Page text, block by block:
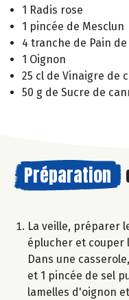
1 Radis rose
1 pincée de Mesclun
4 tranche de Pain
1 Oignon
25 cl de Vinaigre de
50 g de Sucre de
Préparation
La veille, préparer
éplucher et couper
Dans une
et 1 pincée de sel
lamelles d'oignon